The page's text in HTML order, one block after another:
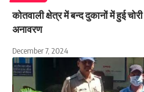
कोतवाली क्षेत्र में बन्द दुकानों में हुई
अनावरण
December 7, 2024